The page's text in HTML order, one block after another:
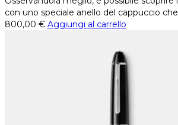
con uno speciale anello del cappuccio
800,00 € Aggiungi al carrello